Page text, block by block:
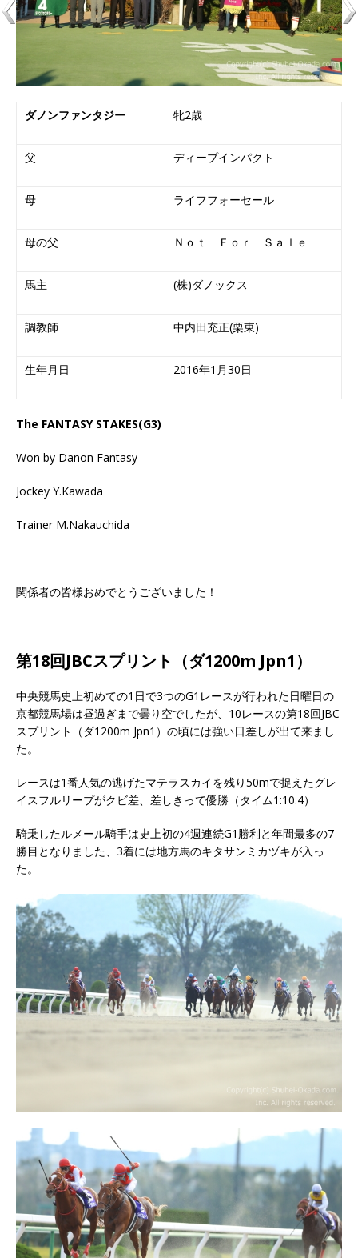
ダノンファンタジー 牝2歳
父 ディープインパクト
母 ライフフォーセール
母の父 Ｎｏｔ Ｆｏｒ Ｓａｌｅ
馬主 (株)ダノックス
調教師 中内田充正(栗東)
生年月日 2016年1月30日
The FANTASY STAKES(G3)
Won by Danon Fantasy
Jockey Y.Kawada
Trainer M.Nakauchida
関係者の皆様おめでとうございました！
第18回JBCスプリント（ダ1200m Jpn1）
中央競馬史上初めての1日で3つのG1レースが行われた日曜日の
京都競馬場は昼過ぎまで曇り空でしたが、10レースの第18回JBC
スプリント（ダ1200m Jpn1）の頃には強い日差しが出て来まし
た。
レースは1番人気の逃げたマテラスカイを残り50mで捉えたグレ
イスフルリープがクビ差、差しきって優勝（タイム1:10.4）
騎乗したルメール騎手は史上初の4週連続G1勝利と年間最多の7
勝目となりました、3着には地方馬のキタサンミカヅキが入っ
た。